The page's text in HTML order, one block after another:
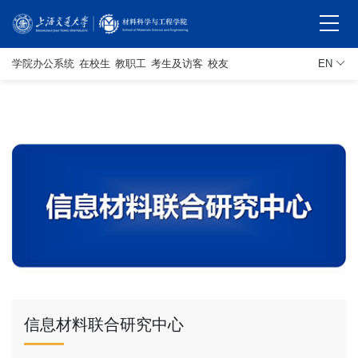
学院办公系统 在校生 教职工 考生及访客 校友 EN
信息材料联合研究中心